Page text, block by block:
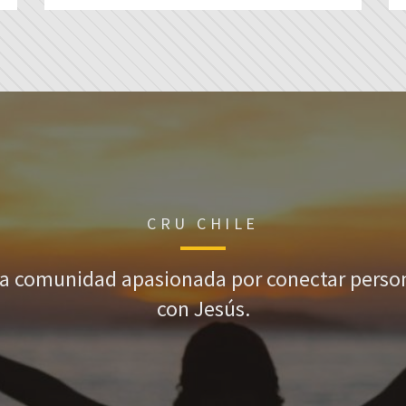
CRU CHILE
comunidad apasionada por conectar
con Jesús.